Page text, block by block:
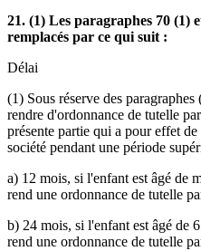
21. (1) Les paragraphes 70 (1)
remplacés par ce qui suit :
Délai
(1) Sous réserve des
rendre d'ordonnance de tutelle
présente partie qui a pour effet
société pendant une période
a) 12 mois, si l'enfant est âgé de
rend une ordonnance de tutelle
b) 24 mois, si l'enfant est âgé de
rend une ordonnance de tutelle